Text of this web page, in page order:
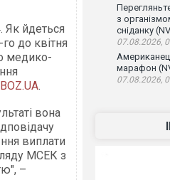
Як йдеться
до квітня
медико-
.
вона
виплати
МСЕК з
–
з
сніданку
07.08.2026,
марафон
07.08.2026,